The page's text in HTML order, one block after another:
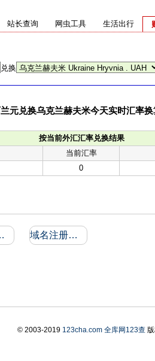
站长查询 网虫工具 生活出行
兑换
元兑换乌克兰赫夫米今天实时汇率
按当前外汇汇率兑换结果
当前汇率
0
向链接 域名注册信息
© 2003-2019 123cha.com 全库网123查版